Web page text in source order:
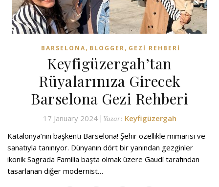
BARSELONA, BLOGGER, GEZI REHBERI
Keyfigüzergah’tan
Rüyalarınıza Girecek
Barselona Gezi Rehberi
17 January 2024 Yazar: Keyfigüzergah
Katalonya’nın başkenti Barselona! Şehir özellikle mimarisi ve
sanatıyla tanınıyor. Dünyanın dört bir yanından gezginler
ikonik Sagrada Familia başta olmak üzere Gaudí tarafından
tasarlanan diğer modernist…